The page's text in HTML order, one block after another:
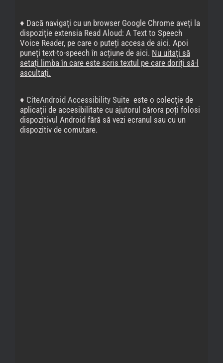
♦ Dacă navigați cu un browser Google Chrome aveți la
dispoziție extensia Read Aloud: A Text to Speech
Voice Reader, pe care o puteți accesa de aici. Apoi
puneți text-to-speech în acțiune de aici. Nu uitați să
setați limba în care este scris textul pe care doriți să-l
ascultați.
♦ CiteAndroid Accessibility Suite este o colecție de
aplicații de accesibilitate cu ajutorul cărora poți folosi
dispozitivul Android fără să vezi ecranul sau cu un
dispozitiv de comutare.